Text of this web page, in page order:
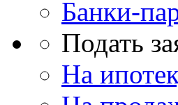
Банки-
Подать
На